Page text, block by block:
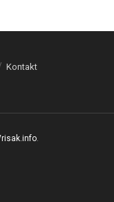
Kontakt
.